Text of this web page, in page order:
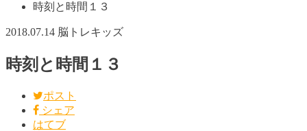
時刻と時間１３
2018.07.14 脳トレキッズ
時刻と時間１３
ポスト
シェア
はてブ